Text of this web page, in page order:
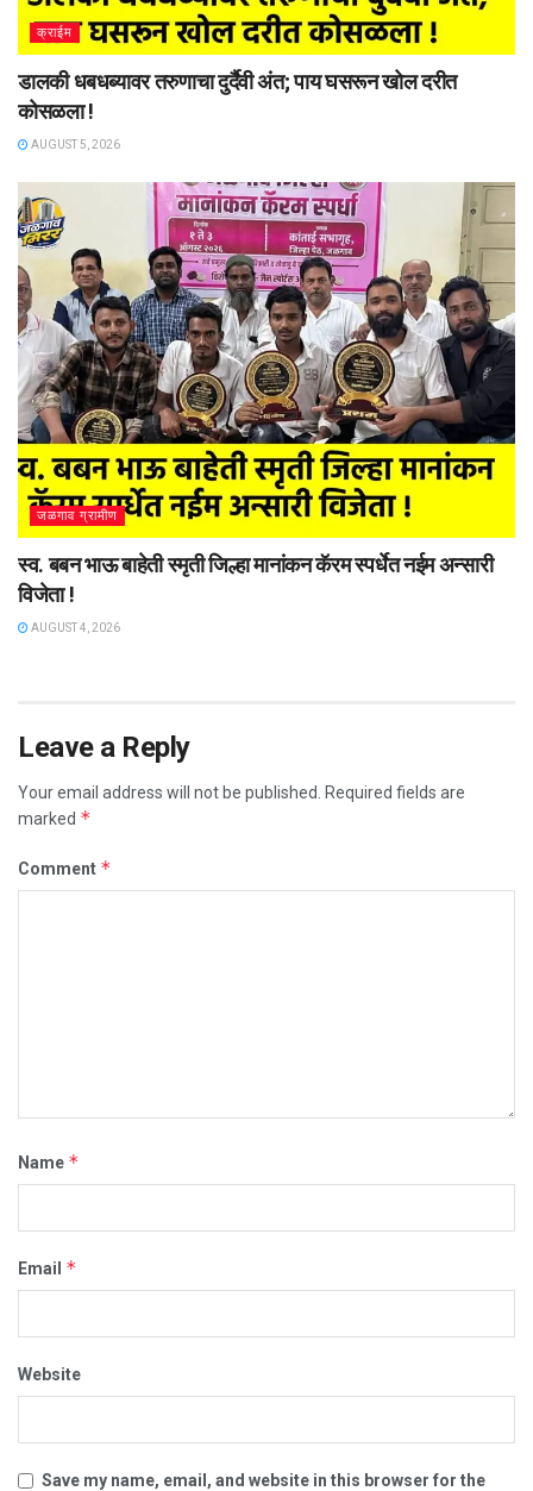
क्राईम
डालकी धबधब्यावर तरुणाचा दुर्दैवी अंत; पाय घसरून खोल दरीत
कोसळला !
AUGUST 5, 2026
जळगाव ग्रामीण
स्व. बबन भाऊ बाहेती स्मृती जिल्हा मानांकन कॅरम स्पर्धेत नईम अन्सारी
विजेता !
AUGUST 4, 2026
Leave a Reply
Your email address will not be published.
Required fields are
marked *
Comment *
Name *
Email *
Website
Save my name, email, and website in this browser for the